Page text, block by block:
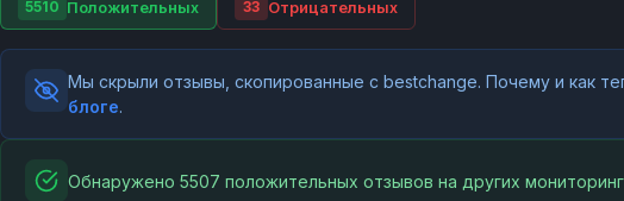
5510 Положительных 33 Отрицательных
Мы скрыли отзывы, скопированные с bestchange. Почему и как
блоге.
Обнаружено 5507 положительных отзывов на других